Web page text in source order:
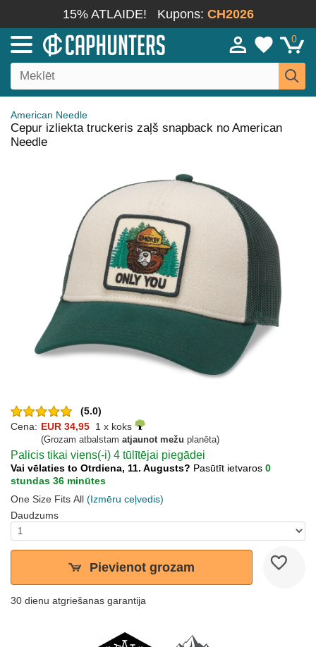
15% ATLAIDE! Kupons: CH2026
0
American Needle
Cepur izliekta truckeris zaļš snapback no American
Needle
(5.0)
Cena: EUR 34,95 1 x koks
(Grozam atbalstam atjaunot mežu planēta)
Palicis tikai viens(-i) 4 tūlītējai piegādei
Vai vēlaties to Otrdiena, 11. Augusts? Pasūtīt ietvaros 0
stundas 36 minūtes
One Size Fits All (Izmēru ceļvedis)
Daudzums
Pievienot grozam
30 dienu atgriešanas garantija